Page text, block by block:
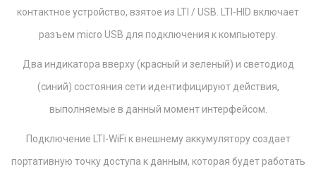
контактное устройство, взятое из LTI / USB. LTI-HID включает
разъем micro USB для подключения к компьютеру.
Два индикатора вверху (красный и зеленый) и светодиод
(синий) состояния сети идентифицируют действия,
выполняемые в данный момент интерфейсом.
Подключение LTI-WiFi к внешнему аккумулятору создает
портативную точку доступа к данным, которая будет работать